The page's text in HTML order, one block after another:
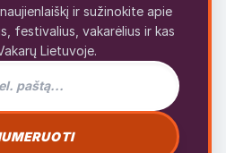
ir sužinokite apie
festivalius, vakarėlius ir kas
Lietuvoje.